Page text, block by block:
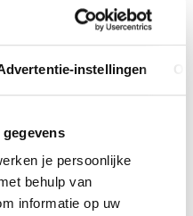
instellingen
je persoonlijke
behulp van
informatie op uw